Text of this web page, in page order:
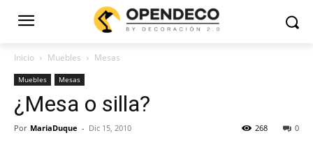
Inicio Muebles Mesas
Muebles Mesas
¿Mesa o silla?
Por MariaDuque - Dic 15, 2010 0
268